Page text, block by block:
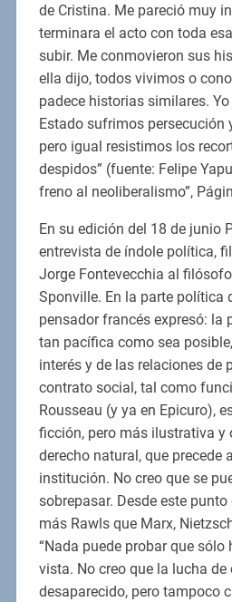
de Cristina. Me pareció muy
terminara el acto con toda
subir. Me conmovieron sus
ella dijo, todos vivimos o
padece historias similares.
Estado sufrimos persecución
pero igual resistimos los
despidos” (fuente: Felipe
freno al neoliberalismo”,
En su edición del 18 de junio
entrevista de índole política,
Jorge Fontevecchia al
Sponville. En la parte política
pensador francés expresó: la
tan pacífica como sea
interés y de las relaciones de
contrato social, tal como
Rousseau (y ya en Epicuro),
ficción, pero más ilustrativa y
derecho natural, que precede
institución. No creo que se
sobrepasar. Desde este
más Rawls que Marx,
“Nada puede probar que sólo
vista. No creo que la lucha de
desaparecido, pero tampoco